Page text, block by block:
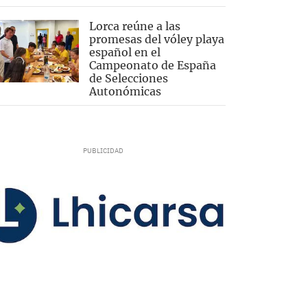
Lorca reúne a las
promesas del vóley playa
español en el
Campeonato de España
de Selecciones
Autonómicas